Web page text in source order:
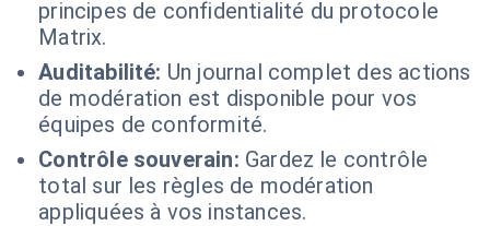
principes de confidentialité du protocole
Matrix.
Auditabilité: Un journal complet des actions
de modération est disponible pour vos
équipes de conformité.
Contrôle souverain: Gardez le contrôle
total sur les règles de modération
appliquées à vos instances.